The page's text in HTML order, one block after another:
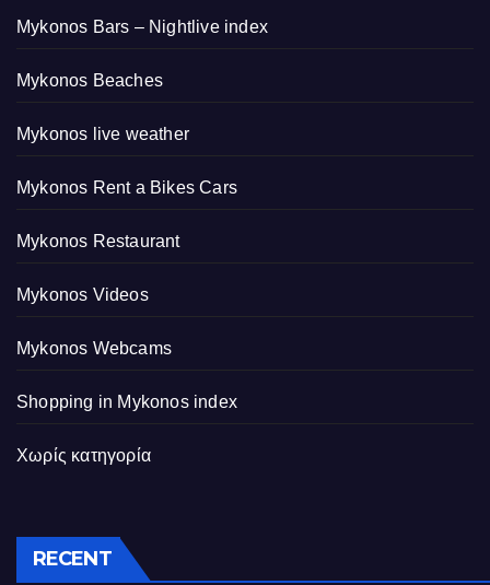
Mykonos Bars – Nightlive index
Mykonos Beaches
Mykonos live weather
Mykonos Rent a Bikes Cars
Mykonos Restaurant
Mykonos Videos
Mykonos Webcams
Shopping in Mykonos index
Χωρίς κατηγορία
RECENT